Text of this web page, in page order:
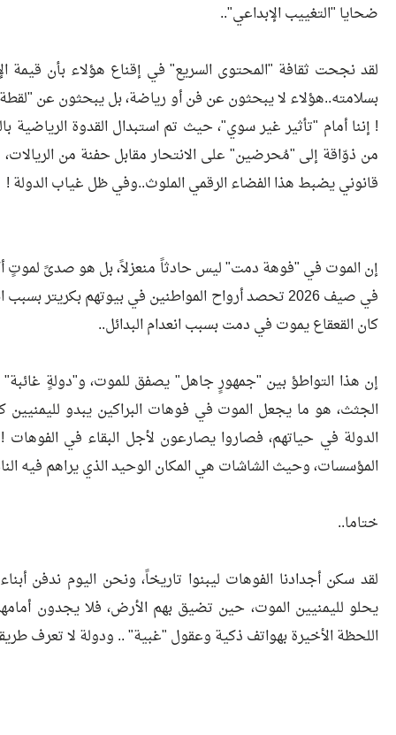
ضحايا "التغييب الإبداعي"..
​لقد نجحت ثقافة "المحتوى السريع" في إقناع هؤلاء بأن قيمة
بسلامته..هؤلاء لا يبحثون عن فن أو رياضة، بل يبحثون عن
! إننا أمام "تأثير غير سوي"، حيث تم استبدال القدوة الرياضية
من ذوّاقة إلى "مُحرضين" على الانتحار مقابل حفنة من
قانوني يضبط هذا الفضاء الرقمي الملوث..وفي ظل غياب الدولة !
​إن الموت في "فوهة دمت" ليس حادثاً منعزلاً، بل هو صدىً لموتٍ
في صيف 2026 تحصد أرواح المواطنين في بيوتهم بكريتر
كان القعقاع يموت في دمت بسبب انعدام البدائل..
​إن هذا التواطؤ بين "جمهورٍ جاهل" يصفق للموت، و"دولةٍ غائبة"
الجثث، هو ما يجعل الموت في فوهات البراكين يبدو لليمنيين
الدولة في حياتهم، فصاروا يصارعون لأجل البقاء في
المؤسسات، وحيث الشاشات هي المكان الوحيد الذي يراهم فيه
​ختاما..
لقد سكن أجدادنا الفوهات ليبنوا تاريخاً، ونحن اليوم ندفن
يحلو لليمنيين الموت، حين تضيق بهم الأرض، فلا يجدون
اللحظة الأخيرة بهواتف ذكية وعقول "غبية" .. ودولة لا تعرف